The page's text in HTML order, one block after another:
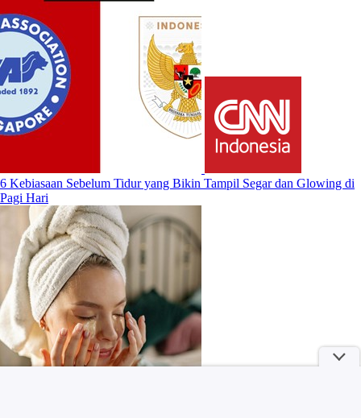
6 Kebiasaan Sebelum Tidur yang Bikin Tampil Segar dan Glowing di
Pagi Hari